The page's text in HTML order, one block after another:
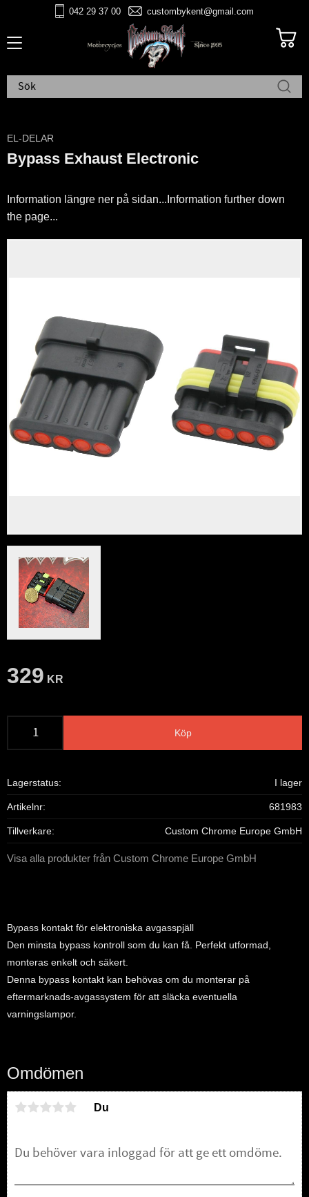
042 29 37 00 custombykent@gmail.com
EL-DELAR
Bypass Exhaust Electronic
Information längre ner på sidan...Information further down
the page...
329 KR
Köp
Lagerstatus I lager
Artikelnr 681983
Tillverkare Custom Chrome Europe GmbH
Visa alla produkter från Custom Chrome Europe GmbH
Bypass kontakt för elektroniska avgasspjäll
Den minsta bypass kontroll som du kan få. Perfekt utformad,
monteras enkelt och säkert.
Denna bypass kontakt kan behövas om du monterar på
eftermarknads-avgassystem för att släcka eventuella
varningslampor.
Omdömen
Du